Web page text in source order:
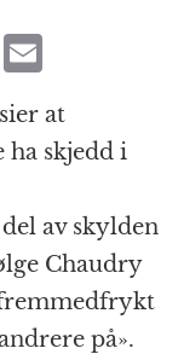
P
ri
n ai
l
at
ha skjedd i
av skylden
Chaudry
på».